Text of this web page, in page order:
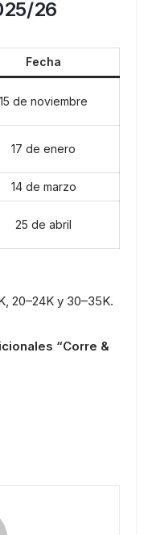
26
Fecha
15 de noviembre
17 de enero
14 de marzo
25 de abril
20–24K y 30–35K.
“Corre &